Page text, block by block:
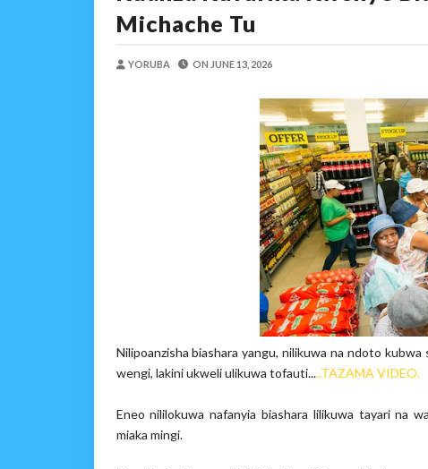
Shamba Langu La Hekari
Mume Wangu Alipoteza
Kila Pesa Niliyopata Ilikuwa
Zawadi-Aug 05 2026
WAMILIKI VITUO VYA
OSCAR ASSENGA-Aug 05 2026
TARURA ARUSHA
MSUMBA-Aug 05 2026
TANZANIA KUNUFAIKA NA
OSCAR ASSENGA-Aug 05 2026
Michache Tu
YORUBA ON JUNE 13, 2026
Nilipoanzisha biashara yangu, nilikuwa na ndoto
wengi, lakini ukweli ulikuwa tofauti.....TAZAMA VIDEO.
Eneo nililokuwa nafanyia biashara lilikuwa tayari na
miaka mingi.